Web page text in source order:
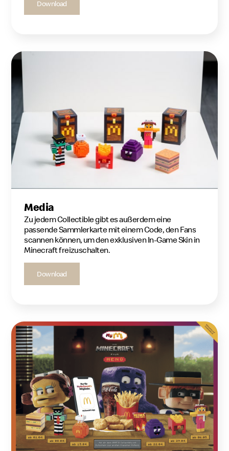
Download
Media
Zu jedem Collectible gibt es außerdem eine
passende Sammlerkarte mit einem Code, den Fans
scannen können, um den exklusiven In-Game Skin in
Minecraft freizuschalten.
Download